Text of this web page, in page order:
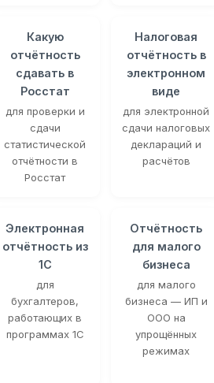
Какую
отчётность
сдавать в
Росстат
для проверки и
сдачи
статистической
отчётности в
Росстат
Налоговая
отчётность в
электронном
виде
для электронной
сдачи налоговых
деклараций и
расчётов
Электронная
отчётность из
1С
для
бухгалтеров,
работающих в
программах 1С
Отчётность
для малого
бизнеса
для малого
бизнеса — ИП и
ООО на
упрощённых
режимах